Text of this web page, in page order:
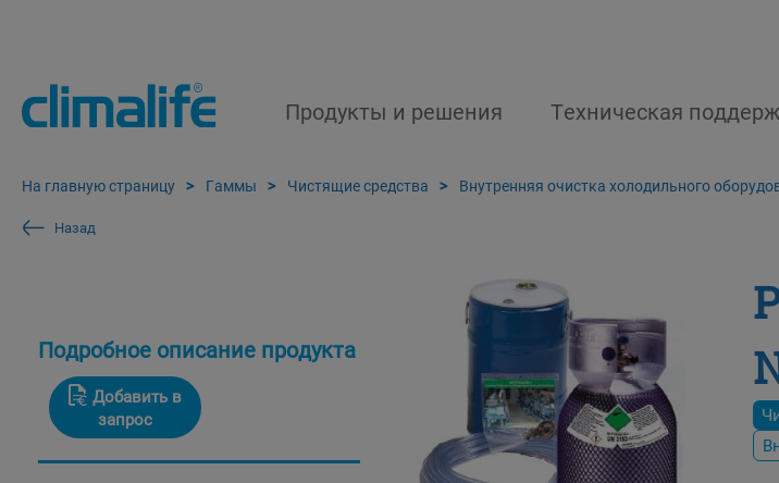
Продукты и решения Техническая
На главную страницу Гаммы Чистящие средства Внутренняя очистка холодильного
Назад
Подробное описание продукта
Добавить в
запрос